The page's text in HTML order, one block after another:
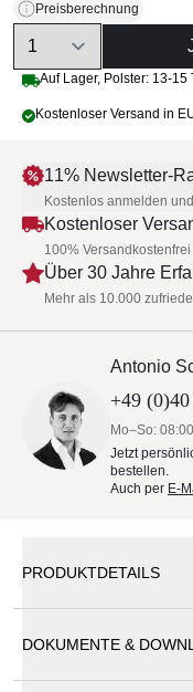
Preisberechnung
Quantity
Auf Lager, Polster: 13-15
Kostenloser Versand in
11% Newsletter-
Kostenlos anmelden
Kostenloser
100%
Über 30 Jahre
Mehr als 10.000
Antonio
+49
Mo–So:
Jetzt
bestellen.
Auch per E-
PRODUKTDETAILS
SOLPURI CARO
DOKUMENTE &